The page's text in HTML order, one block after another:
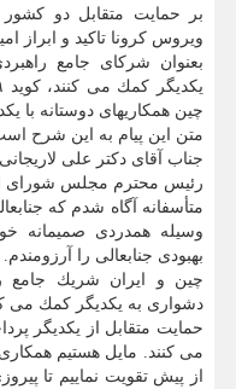
بر حمایت متقابل دو كشور
ویروس كرونا تاكید و ابراز
بعنوان شركای جامع
چین همكاریهای دوستانه با
متن این پیام به این شرح
جناب آقای دكتر علی لاریجانی
رئیس محترم مجلس شورای
وسیله همدردی صمیمانه
بهبودی جنابعالی را آرزومندم.
چین و ایران شریك جامع
حمایت متقابل از یكدیگر
از پیش تقویت نماییم تا